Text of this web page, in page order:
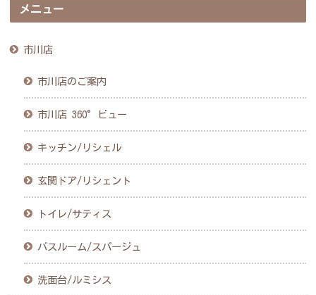
メニュー
市川店
市川店のご案内
市川店 360°ビュー
キッチン/リシェル
玄関ドア/リシェント
トイレ/サティス
バスルーム/スパージュ
洗面台/ルミシス